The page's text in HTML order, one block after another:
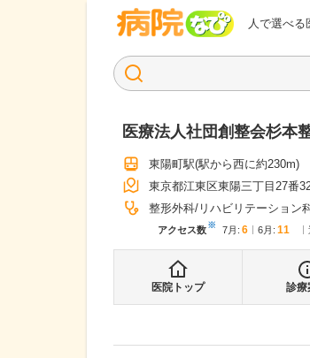
人で選べる
病院なび
医療法人社団創整会杉本
東陽町駅(駅から西に約230m)
東京都江東区東陽三丁目27番
整形外科 リハビリテーション
アクセス数※ 7月 : 6 6月 : 11
医院トップ 診療